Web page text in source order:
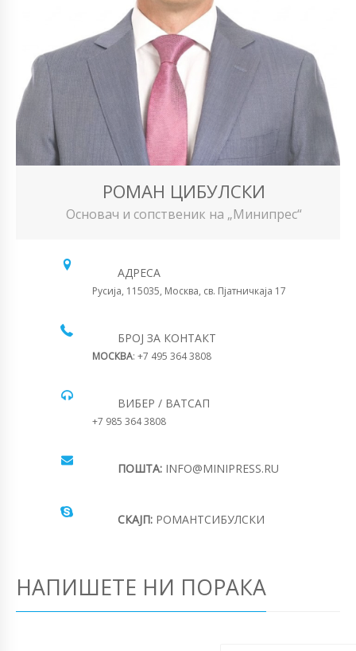
РОМАН ЦИБУЛСКИ
Основач и сопственик на „Минипрес“
АДРЕСА
Русија, 115035, Москва, св. Пјатничкаја 17
БРОЈ ЗА КОНТАКТ
МОСКВА: +7 495 364 3808
ВИБЕР / ВАТСАП
+7 985 364 3808
ПОШТА: INFO@MINIPRESS.RU
СКАЈП: РОМАНТСИБУЛСКИ
НАПИШЕТЕ НИ ПОРАКА